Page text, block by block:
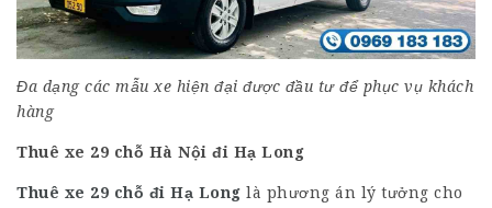
Đa dạng các mẫu xe hiện đại được đầu tư để phục vụ khách
hàng
Thuê xe 29 chỗ Hà Nội đi Hạ Long
Thuê xe 29 chỗ đi Hạ Long là phương án lý tưởng cho